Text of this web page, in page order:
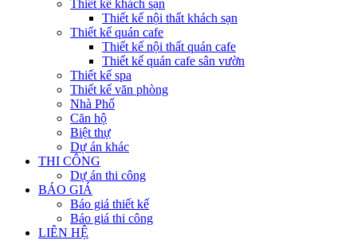
Thiết kế khách sạn
Thiết kế nội thất khách sạn
Thiết kế quán cafe
Thiết kế nội thất quán cafe
Thiết kế quán cafe sân vườn
Thiết kế spa
Thiết kế văn phòng
Nhà Phố
Căn hộ
Biệt thự
Dự án khác
THI CÔNG
Dự án thi công
BÁO GIÁ
Báo giá thiết kế
Báo giá thi công
LIÊN HỆ